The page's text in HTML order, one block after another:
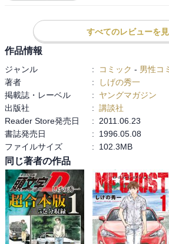
と言い出し、池谷も「それはオレもすごい
と返すコマも、壮大な前フリという感じで
折角買った車がハチゴーなイツキ、気の毒。
周りの人に相談すれば良かったのにと思うが
彼の性格を思えばびっくりさせたいと思って
突っ走ってしまっても仕方ない。
拓海はちゃんとイツキの友達で、良いなと思
池谷さんたちも、その場では笑ってしまった
その内エンジン載せ替えるの手伝ってやろう
と話していて、優しい先輩。
選択はちょっと失敗してしまったが、自分の
というのはやっぱり特別だ。
峠でナイトキッズに絡まれて、イツキは正
まうが
拓海が後ろでイライラしているのが好き。
「おまえの大事なクルマ絶対ぶつけたりし
すべてのレビューを
作品情報
ジャンル : コミック - 男性コ
著者
:
しげの秀一
掲載誌・レーベル
:
ヤングマガジン
出版社
: 講談社
Reader Store発売日
:
2011.06.23
書誌発売日
:
1996.05.08
ファイルサイズ
: 102.3MB
同じ著者の作品